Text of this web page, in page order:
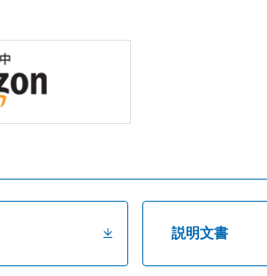
説明文書